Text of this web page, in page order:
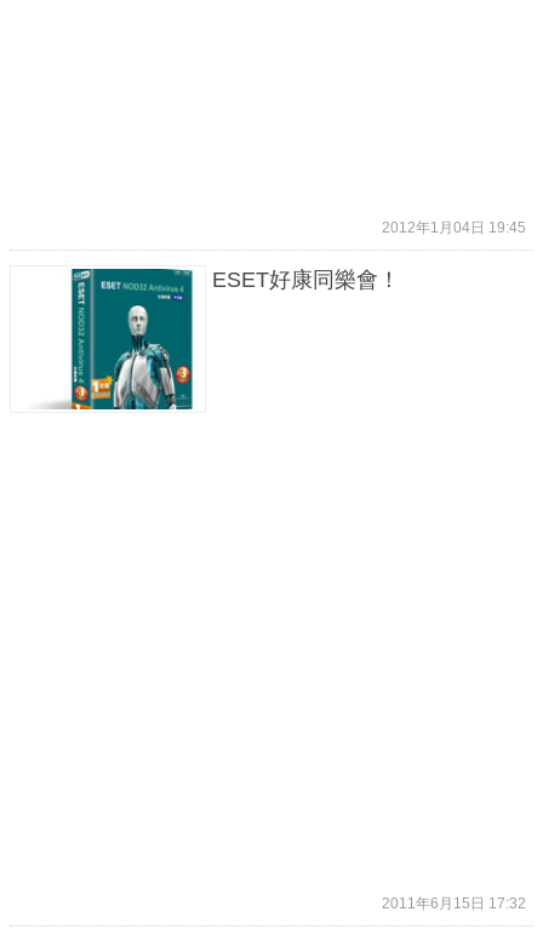
2012年1月04日 19:45
ESET好康同樂會！
2011年6月15日 17:32